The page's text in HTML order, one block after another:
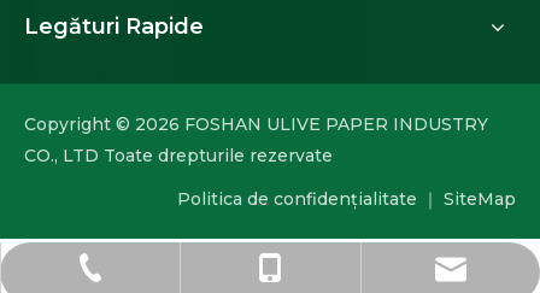
0086-0757-82097850
0086-18676551805
sales@ulivepaper.com
Legături Rapide
Copyright © 2026 FOSHAN ULIVE PAPER INDUSTRY
CO., LTD Toate drepturile rezervate
Politica de confidențialitate
｜ SiteMap